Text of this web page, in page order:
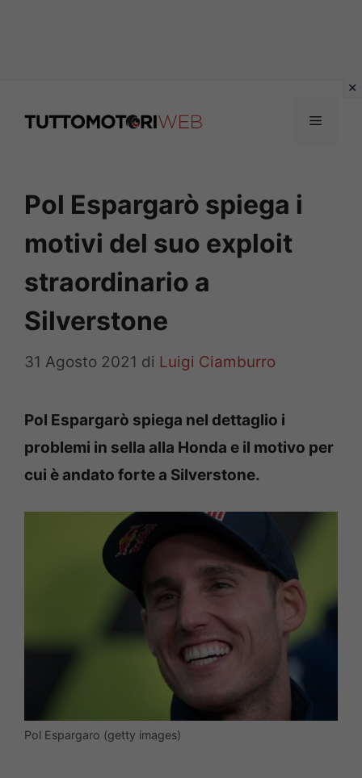
Menu
Pol Espargarò spiega i
motivi del suo exploit
straordinario a
Silverstone
31 Agosto 2021 di Luigi Ciamburro
Pol Espargarò spiega nel dettaglio i
problemi in sella alla Honda e il motivo per
cui è andato forte a Silverstone.
Pol Espargaro (getty images)